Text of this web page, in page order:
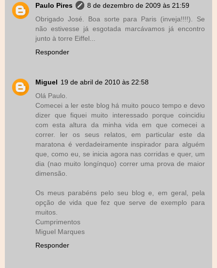
Paulo Pires
8 de dezembro de 2009 às 21:59
Obrigado José. Boa sorte para Paris (inveja!!!!). Se
não estivesse já esgotada marcávamos já encontro
junto à torre Eiffel...
Responder
Miguel 19 de abril de 2010 às 22:58
Olá Paulo.
Comecei a ler este blog há muito pouco tempo e devo
dizer que fiquei muito interessado porque coincidiu
com esta altura da minha vida em que comecei a
correr. ler os seus relatos, em particular este da
maratona é verdadeiramente inspirador para alguém
que, como eu, se inicia agora nas corridas e quer, um
dia (nao muito longínquo) correr uma prova de maior
dimensão.
Os meus parabéns pelo seu blog e, em geral, pela
opção de vida que fez que serve de exemplo para
muitos.
Cumprimentos
Miguel Marques
Responder